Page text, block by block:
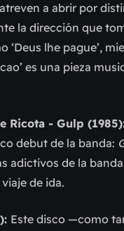
a abrir por
la dirección que
‘Deus lhe pague’,
es una pieza
Ricota - Gulp
debut de la banda:
adictivos de la
de ida.
Este disco —como